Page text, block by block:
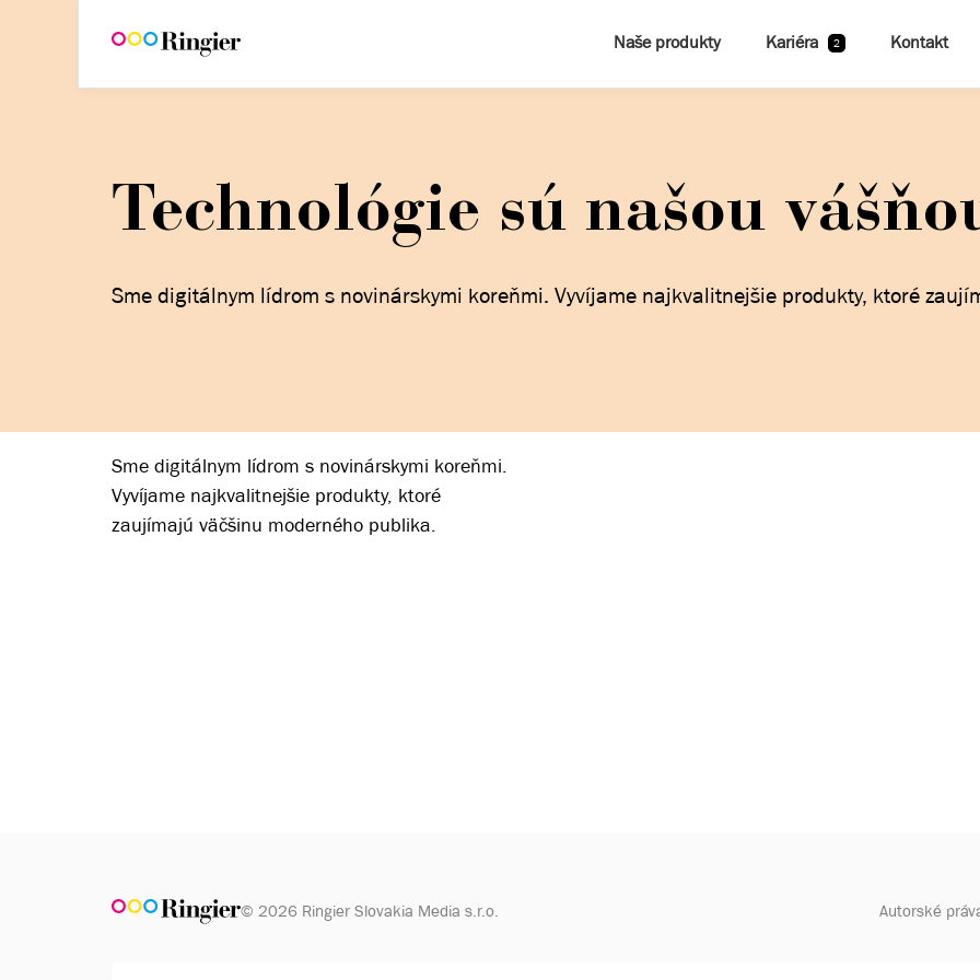
Naše produkty Kariéra 2 Kontakt
Technológie sú našou
Sme digitálnym lídrom s novinárskymi koreňmi. Vyvíjame najkvalitnejšie produkty, ktoré
Sme digitálnym lídrom s novinárskymi koreňmi.
Vyvíjame najkvalitnejšie produkty, ktoré
zaujímajú väčšinu moderného publika.
© 2026 Ringier Slovakia Media s.r.o. Autorské